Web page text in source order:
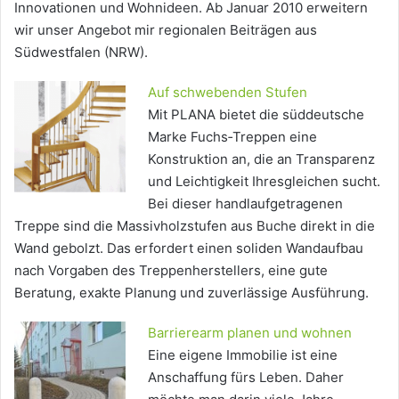
Innovationen und Wohnideen. Ab Januar 2010 erweitern
wir unser Angebot mir regionalen Beiträgen aus
Südwestfalen (NRW).
Auf schwebenden Stufen
Mit PLANA bietet die süddeutsche
Marke Fuchs‐Treppen eine
Konstruktion an, die an Transparenz
und Leichtigkeit Ihresgleichen sucht.
Bei dieser handlaufgetragenen
Treppe sind die Massivholzstufen aus Buche direkt in die
Wand gebolzt. Das erfordert einen soliden Wandaufbau
nach Vorgaben des Treppenherstellers, eine gute
Beratung, exakte Planung und zuverlässige Ausführung.
Barrierearm planen und wohnen
Eine eigene Immobilie ist eine
Anschaffung fürs Leben. Daher